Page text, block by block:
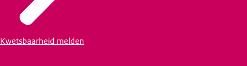
Kwetsbaarheid melden